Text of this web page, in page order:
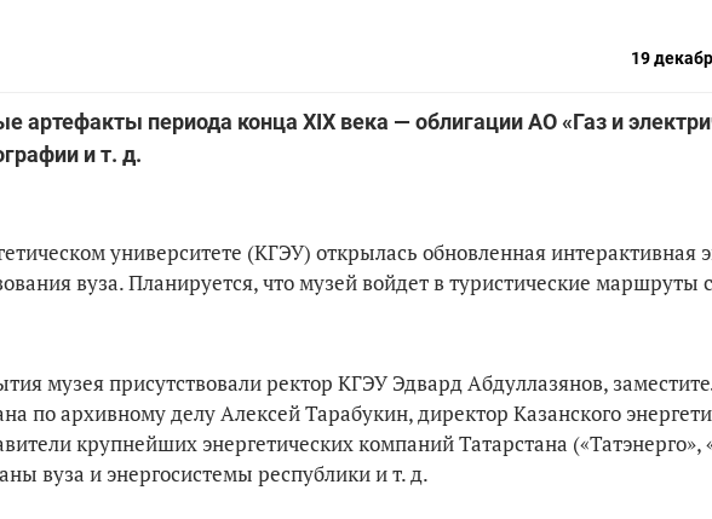
19
артефакты периода конца ХIХ века — облигации АО «Газ и
и т. д.
университете (КГЭУ) открылась обновленная интерактивная
вуза. Планируется, что музей войдет в туристические маршруты
музея присутствовали ректор КГЭУ Эдвард Абдуллазянов,
по архивному делу Алексей Тарабукин, директор Казанского
крупнейших энергетических компаний Татарстана («Татэнерго»,
вуза и энергосистемы республики и т. д.